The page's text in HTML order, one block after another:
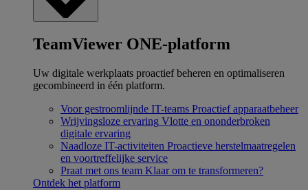
TeamViewer ONE-platform
Uw digitale werkplaats proactief beheren en optimaliseren
gecombineerd in één platform.
Voor gestroomlijnde IT-teams Proactief apparaatbeheer
Wrijvingsloze ervaring Vlotte en ononderbroken
digitale ervaring
Naadloze IT-activiteiten Proactieve herstelmaatregelen
en voortreffelijke service
Praat met ons team Klaar om te transformeren?
Ontdek het platform